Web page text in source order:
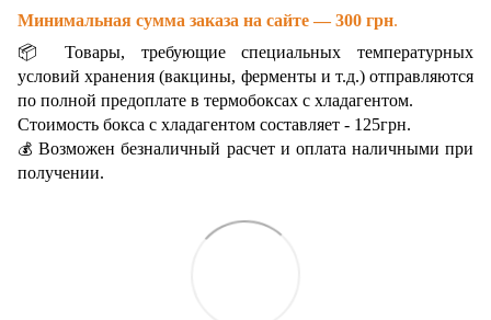
Минимальная сумма заказа на сайте — 300 грн.
📦 Товары, требующие специальных температурных
условий хранения (вакцины, ферменты и т.д.) отправляются
по полной предоплате в термобоксах с хладагентом.
Стоимость бокса с хладагентом составляет - 125грн.
💰Возможен безналичный расчет и оплата наличными при
получении.